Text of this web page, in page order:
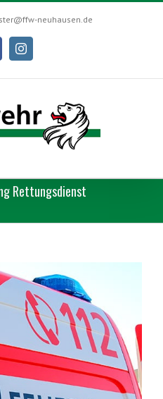
neuhausen.de
FacebookInstagram
Rettungsdienst